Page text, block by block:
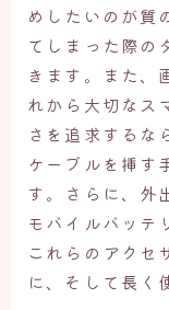
めしたいのが質
てしまった際の
きます。また、
れから大切なス
さを追求するな
ケーブルを挿す
す。さらに、外
モバイルバッテ
これらのアクセ
に、そして長く